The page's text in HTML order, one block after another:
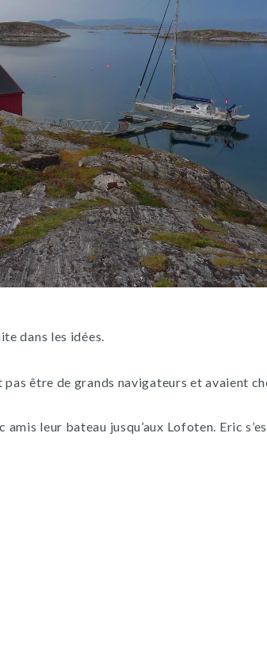
dans les idées.
être de grands navigateurs et avaient
leur bateau jusqu’aux Lofoten. Eric